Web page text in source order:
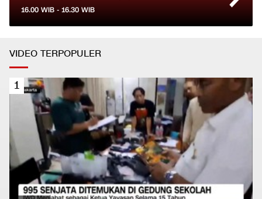
16.00 WIB - 16.30 WIB
VIDEO TERPOPULER
1